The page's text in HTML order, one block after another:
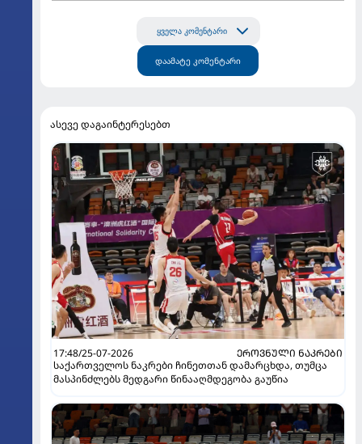
ყველა კომენტარი
დაამატე კომენტარი
ასევე დაგაინტერესებთ
17:48/25-07-2026
ᲔᲠᲝᲕᲜᲣᲚᲘ ᲜᲐᲙᲠᲔᲑᲘ
საქართველოს ნაკრები ჩინეთთან დამარცხდა, თუმცა
მასპინძლებს მედგარი წინააღმდეგობა გაუწია